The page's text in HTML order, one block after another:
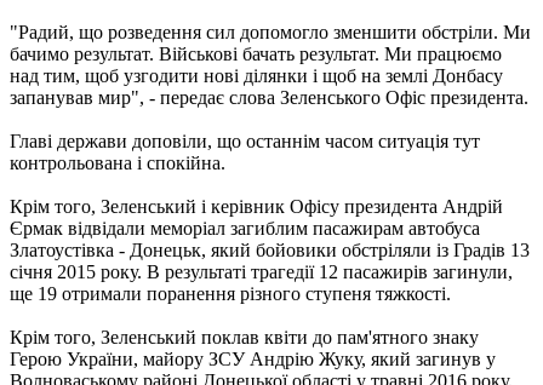
"Радий, що розведення сил допомогло зменшити обстріли. Ми
бачимо результат. Військові бачать результат. Ми працюємо
над тим, щоб узгодити нові ділянки і щоб на землі Донбасу
запанував мир", - передає слова Зеленського Офіс президента.
Главі держави доповіли, що останнім часом ситуація тут
контрольована і спокійна.
Крім того, Зеленський і керівник Офісу президента Андрій
Єрмак відвідали меморіал загиблим пасажирам автобуса
Златоустівка - Донецьк, який бойовики обстріляли із Градів 13
січня 2015 року. В результаті трагедії 12 пасажирів загинули,
ще 19 отримали поранення різного ступеня тяжкості.
Крім того, Зеленський поклав квіти до пам'ятного знаку
Герою України, майору ЗСУ Андрію Жуку, який загинув у
Волноваському районі Донецької області у травні 2016 року,